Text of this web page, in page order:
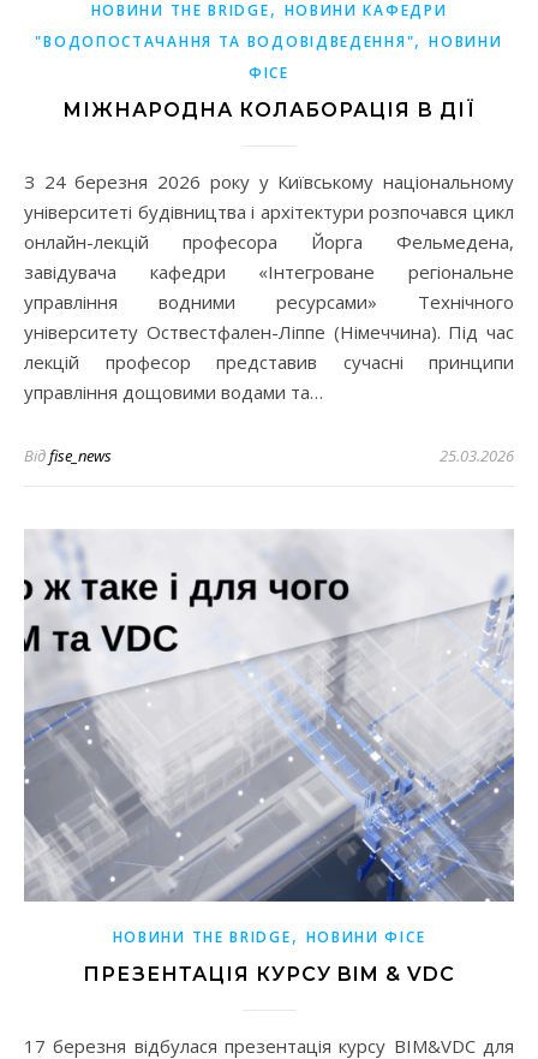
НОВИНИ THE BRIDGE, НОВИНИ КАФЕДРИ
"ВОДОПОСТАЧАННЯ ТА ВОДОВІДВЕДЕННЯ",НОВИНИ
ФІСЕ
МІЖНАРОДНА КОЛАБОРАЦІЯ В ДІЇ
З 24 березня 2026 року у Київському національному
університеті будівництва і архітектури розпочався цикл
онлайн-лекцій професора Йорга Фельмедена,
завідувача кафедри «Інтегроване регіональне
управління водними ресурсами» Технічного
університету Оствестфален-Ліппе (Німеччина). Під час
лекцій професор представив сучасні принципи
управління дощовими водами та…
Відfise_news 25.03.2026
НОВИНИ THE BRIDGE, НОВИНИ ФІСЕ
ПРЕЗЕНТАЦІЯ КУРСУ BIM & VDC
17 березня відбулася презентація курсу BIM&VDC для